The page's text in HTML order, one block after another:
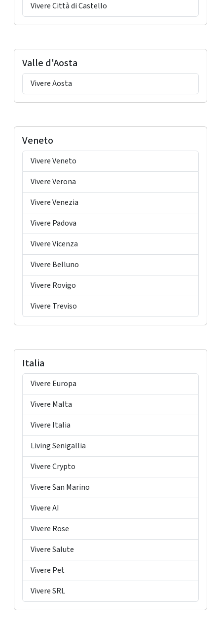
Vivere Città di Castello
Valle d'Aosta
Vivere Aosta
Veneto
Vivere Veneto
Vivere Verona
Vivere Venezia
Vivere Padova
Vivere Vicenza
Vivere Belluno
Vivere Rovigo
Vivere Treviso
Italia
Vivere Europa
Vivere Malta
Vivere Italia
Living Senigallia
Vivere Crypto
Vivere San Marino
Vivere AI
Vivere Rose
Vivere Salute
Vivere Pet
Vivere SRL